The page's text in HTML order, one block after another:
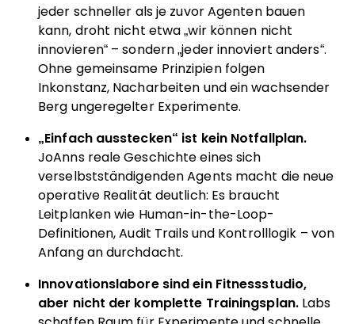
jeder schneller als je zuvor Agenten bauen
kann, droht nicht etwa „wir können nicht
innovieren“ – sondern „jeder innoviert anders“.
Ohne gemeinsame Prinzipien folgen
Inkonstanz, Nacharbeiten und ein wachsender
Berg ungeregelter Experimente.
„Einfach ausstecken“ ist kein Notfallplan.
JoAnns reale Geschichte eines sich
verselbstständigenden Agents macht die neue
operative Realität deutlich: Es braucht
Leitplanken wie Human-in-the-Loop-
Definitionen, Audit Trails und Kontrolllogik – von
Anfang an durchdacht.
Innovationslabore sind ein Fitnessstudio,
aber nicht der komplette Trainingsplan.Labs